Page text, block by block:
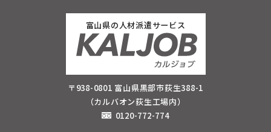
富山県の人材派遣サービス
〒938-0801 富山県黒部市荻生388-1
（カルバオン荻生工場内）
0120-772-774